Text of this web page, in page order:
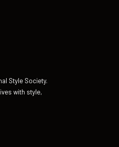
Style Society.
with style,